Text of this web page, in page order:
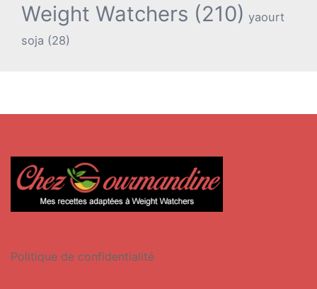
Weight Watchers (210) yaourt
soja (28)
Politique de confidentialité